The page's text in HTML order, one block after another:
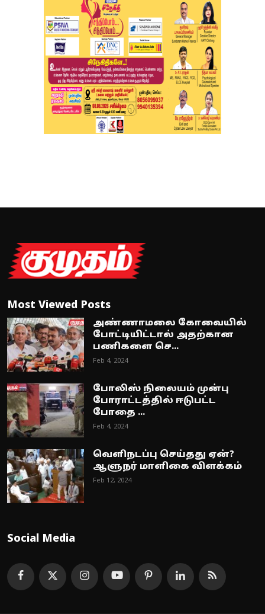
Most Viewed Posts
அண்ணாமலை கோவையில்
போட்டியிட்டால் அதற்கான
பணிகளை செ...
Feb 4, 2024
போலிஸ் நிலையம் முன்பு
போராட்டத்தில் ஈடுபட்ட
போதை ...
Feb 4, 2024
வெளிநடப்பு செய்தது ஏன்?
ஆளுநர் மாளிகை விளக்கம்
Feb 12, 2024
Social Media